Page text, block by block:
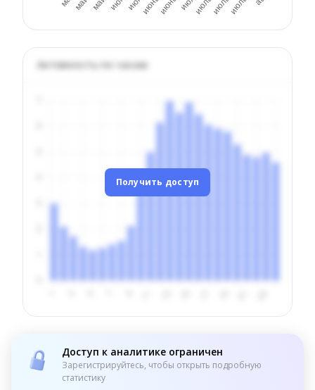
Активность по часам
Получить доступ
Доступ к аналитике ограничен
Зарегистрируйтесь, чтобы открыть подробную
статистику